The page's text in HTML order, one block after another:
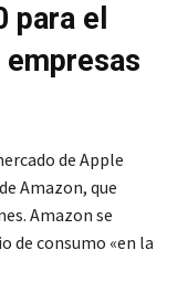
para el
de Apple
Amazon, que
Amazon se
de consumo «en la